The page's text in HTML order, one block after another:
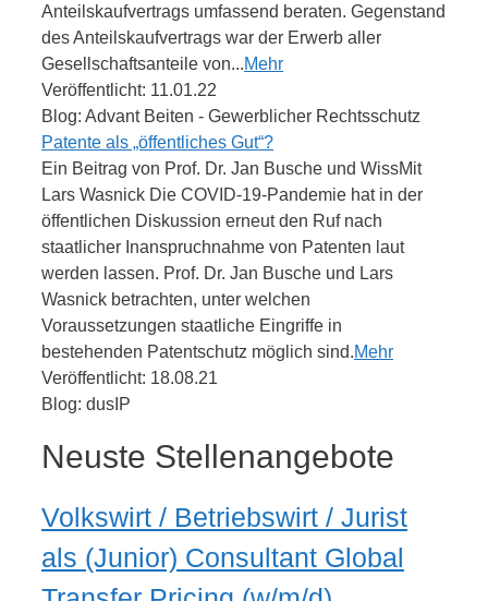
Anteilskaufvertrags umfassend beraten. Gegenstand
des Anteilskaufvertrags war der Erwerb aller
Gesellschaftsanteile von...Mehr
Veröffentlicht: 11.01.22
Blog: Advant Beiten - Gewerblicher Rechtsschutz
Patente als „öffentliches Gut“?
Ein Beitrag von Prof. Dr. Jan Busche und WissMit
Lars Wasnick Die COVID-19-Pandemie hat in der
öffentlichen Diskussion erneut den Ruf nach
staatlicher Inanspruchnahme von Patenten laut
werden lassen. Prof. Dr. Jan Busche und Lars
Wasnick betrachten, unter welchen
Voraussetzungen staatliche Eingriffe in
bestehenden Patentschutz möglich sind.Mehr
Veröffentlicht: 18.08.21
Blog: dusIP
Neuste Stellenangebote
Volkswirt / Betriebswirt / Jurist
als (Junior) Consultant Global